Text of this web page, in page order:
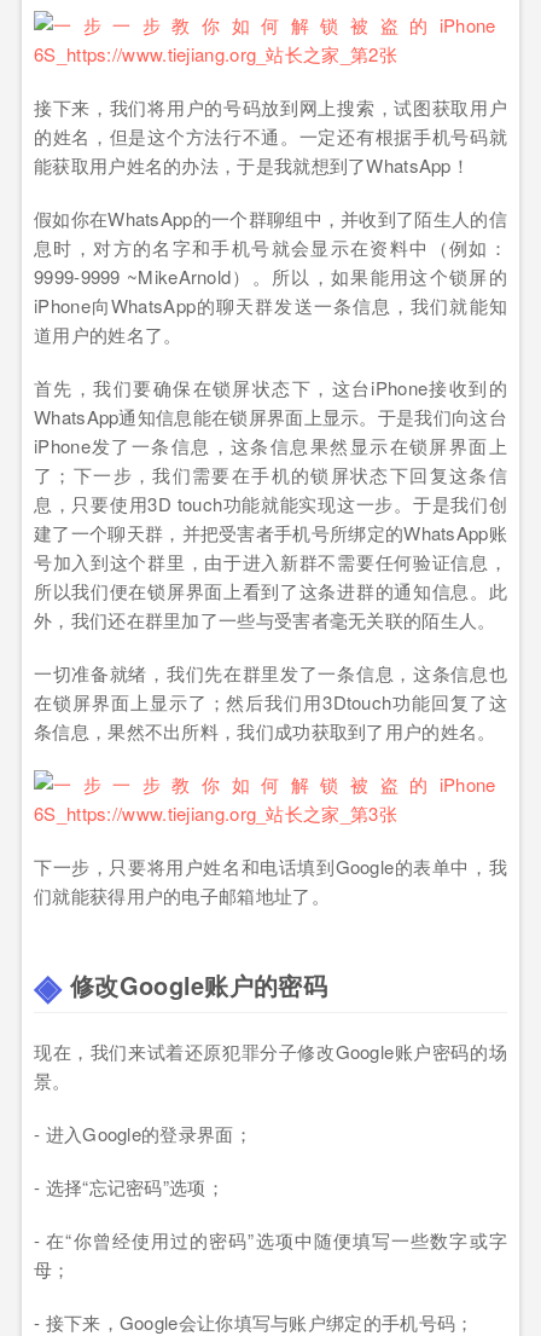
接下来，我们将用户的号码放到网上搜索，试图获取用户
的姓名，但是这个方法行不通。一定还有根据手机号码就
能获取用户姓名的办法，于是我就想到了WhatsApp！
假如你在WhatsApp的一个群聊组中，并收到了陌生人的信
息时，对方的名字和手机号就会显示在资料中（例如：
9999-9999 ~MikeArnold）。所以，如果能用这个锁屏的
iPhone向WhatsApp的聊天群发送一条信息，我们就能知
道用户的姓名了。
首先，我们要确保在锁屏状态下，这台iPhone接收到的
WhatsApp通知信息能在锁屏界面上显示。于是我们向这台
iPhone发了一条信息，这条信息果然显示在锁屏界面上
了；下一步，我们需要在手机的锁屏状态下回复这条信
息，只要使用3D touch功能就能实现这一步。于是我们创
建了一个聊天群，并把受害者手机号所绑定的WhatsApp账
号加入到这个群里，由于进入新群不需要任何验证信息，
所以我们便在锁屏界面上看到了这条进群的通知信息。此
外，我们还在群里加了一些与受害者毫无关联的陌生人。
一切准备就绪，我们先在群里发了一条信息，这条信息也
在锁屏界面上显示了；然后我们用3Dtouch功能回复了这
条信息，果然不出所料，我们成功获取到了用户的姓名。
下一步，只要将用户姓名和电话填到Google的表单中，我
们就能获得用户的电子邮箱地址了。
修改Google账户的密码
现在，我们来试着还原犯罪分子修改Google账户密码的场
景。
- 进入Google的登录界面；
- 选择“忘记密码”选项；
- 在“你曾经使用过的密码”选项中随便填写一些数字或字
母；
- 接下来，Google会让你填写与账户绑定的手机号码；